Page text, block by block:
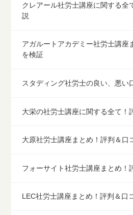
クレアール社労士講座に関する全
説
アガルートアカデミー社労士講座
を検証
スタディング社労士の良い、悪い
大栄の社労士講座に関する全て！
大原社労士講座まとめ！評判＆口
フォーサイト社労士講座まとめ！
LEC社労士講座まとめ！評判＆口